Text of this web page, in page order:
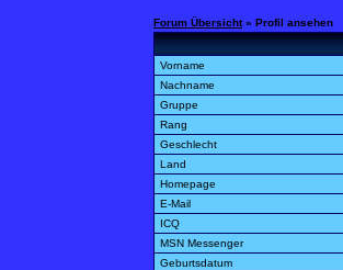
Forum Übersicht» Profil ansehen
Vorname
Nachname
Gruppe
Rang
Geschlecht
Land
Homepage
E-Mail
ICQ
MSN Messenger
Geburtsdatum